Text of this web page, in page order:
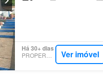
Há 30+ dias
Ver imóvel